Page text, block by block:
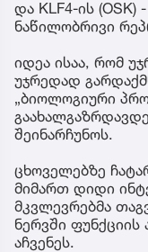
და KLF4-ის (OSK)
ნაწილობრივი
იდეა ისაა, რომ
უჯრედად
„ბიოლოგიური
შეინარჩუნოს.
ცხოველებზე
მიმართ დიდი
მკვლევრებმა
ნერვში
აჩვენეს.